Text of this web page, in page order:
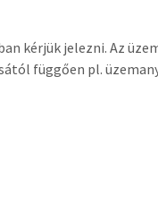
kérjük jelezni. Az
függően pl.